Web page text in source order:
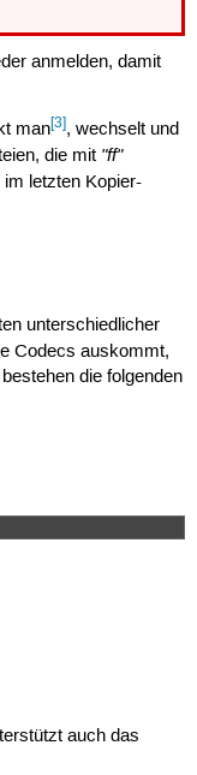
anmelden, damit
man[3], wechselt und
die mit "ff"
letzten Kopier-
unterschiedlicher
Codecs auskommt,
die folgenden
auch das